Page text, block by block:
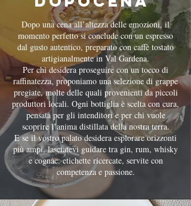
Dopo una cena all’altezza delle emozioni, il
momento perfetto si conclude con un espresso
dal gusto autentico, preparato con caffè tostato
artigianalmente in Val Gardena.
Per chi desidera proseguire con un tocco di
raffinatezza, proponiamo una selezione di grappe
pregiate, molte delle quali provenienti da piccoli
produttori locali. Ogni bottiglia è scelta con cura,
pensata per gli intenditori e per chi vuole
scoprire l’anima distillata della nostra terra.
E se il vostro palato desidera esplorare orizzonti
più ampi, lasciatevi guidare tra gin, rum, whisky
e cognac: etichette ricercate, servite con
competenza e passione.